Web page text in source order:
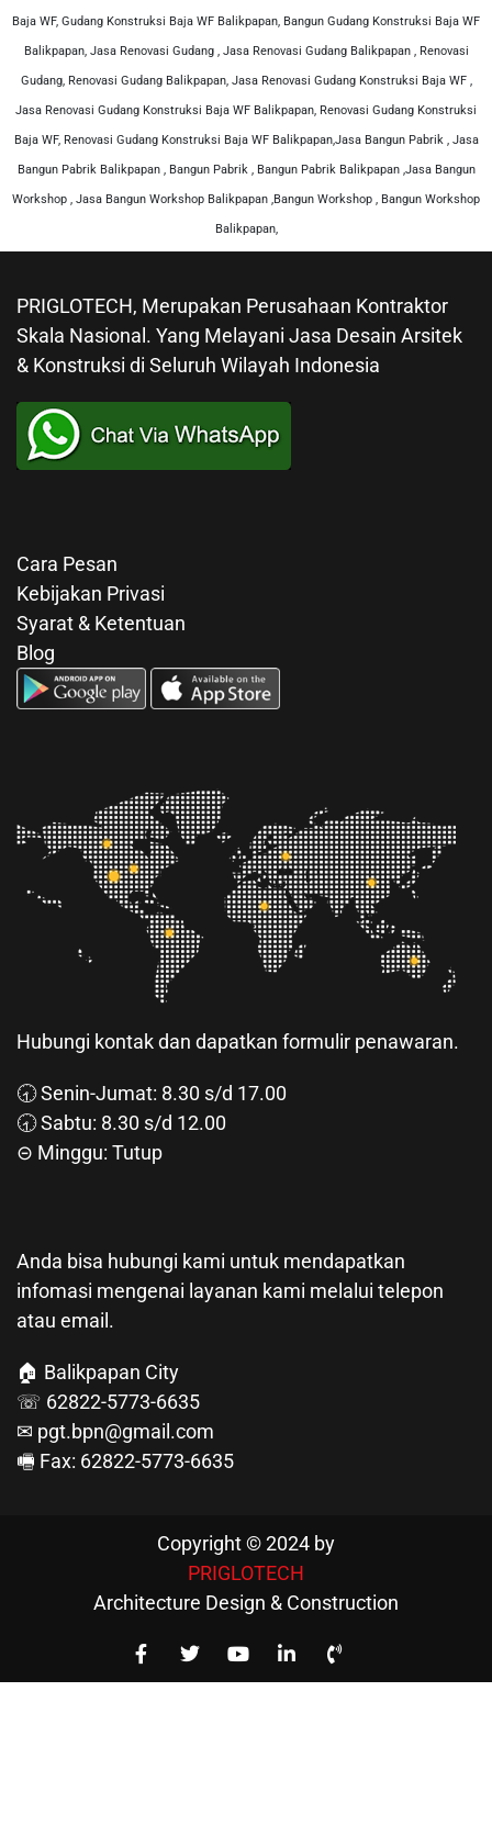
Baja WF, Gudang Konstruksi Baja WF Balikpapan, Bangun Gudang Konstruksi Baja WF
Balikpapan, Jasa Renovasi Gudang , Jasa Renovasi Gudang Balikpapan , Renovasi
Gudang, Renovasi Gudang Balikpapan, Jasa Renovasi Gudang Konstruksi Baja WF ,
Jasa Renovasi Gudang Konstruksi Baja WF Balikpapan, Renovasi Gudang Konstruksi
Baja WF, Renovasi Gudang Konstruksi Baja WF Balikpapan,Jasa Bangun Pabrik , Jasa
Bangun Pabrik Balikpapan , Bangun Pabrik , Bangun Pabrik Balikpapan ,Jasa Bangun
Workshop , Jasa Bangun Workshop Balikpapan ,Bangun Workshop , Bangun Workshop
Balikpapan,
PRIGLOTECH, Merupakan Perusahaan Kontraktor
Skala Nasional. Yang Melayani Jasa Desain Arsitek
& Konstruksi di Seluruh Wilayah Indonesia
Cara Pesan
Kebijakan Privasi
Syarat & Ketentuan
Blog
Hubungi kontak dan dapatkan formulir penawaran.
🕣 Senin-Jumat: 8.30 s/d 17.00
🕣 Sabtu: 8.30 s/d 12.00
⊝ Minggu: Tutup
Anda bisa hubungi kami untuk mendapatkan
infomasi mengenai layanan kami melalui telepon
atau email.
🏠 Balikpapan City
☏ 62822-5773-6635
✉ pgt.bpn@gmail.com
🖷 Fax: 62822-5773-6635
Copyright © 2024 by
PRIGLOTECH
Architecture Design & Construction